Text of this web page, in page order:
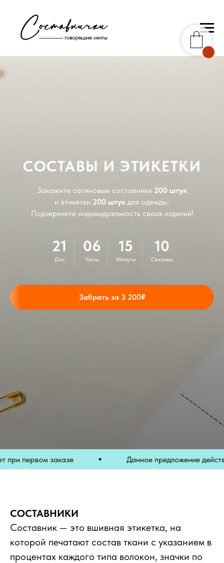
СОСТАВЫ И ЭТИКЕТКИ
Закажите сатиновые составники 200 штук
и этикетки 200 штук для одежды.
Подчеркните индивидуальность своих изделий!
21
Дни
06
Часы
15
Минуты
08
Секунды
Забрать за 3 200₽
заказе Данное предложение действует
СОСТАВНИКИ
Составник — это вшивная этикетка, на
которой печатают состав ткани с указанием в
процентах каждого типа волокон, значки по